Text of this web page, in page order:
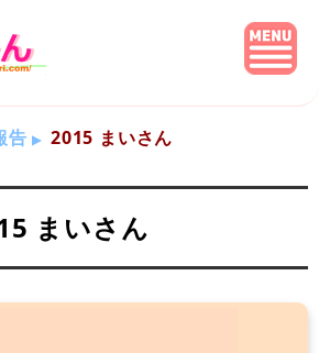
告 2015 まいさん
まいさん